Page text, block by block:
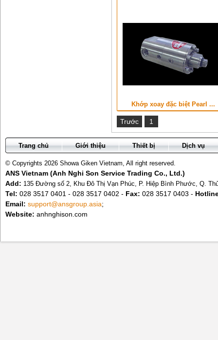
Khớp xoay đặc biệt Pearl ...
Trước 1
Trang chủ Giới thiệu Thiết bị Dịch vụ
© Copyrights 2026 Showa Giken Vietnam, All right reserved.
ANS Vietnam (Anh Nghi Son Service Trading Co., Ltd.)
Add: 135 Đường số 2, Khu Đô Thị Vạn Phúc, P. Hiệp Bình Phước, Q.
Tel: 028 3517 0401 - 028 3517 0402 - Fax: 028 3517 0403 -
Email: support@ansgroup.asia;
Website: anhnghison.com